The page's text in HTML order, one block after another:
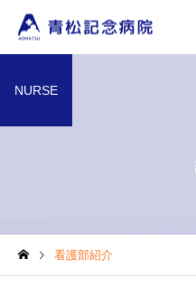
NURSE
看護部紹介